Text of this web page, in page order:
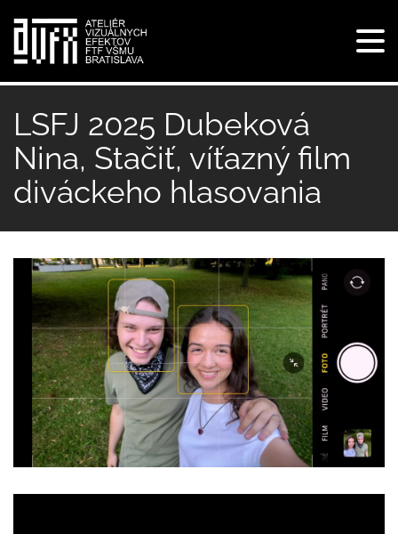
hlavný
obsah
LSFJ 2025 Dubeková
Nina, Stačiť, víťazný film
diváckeho hlasovania